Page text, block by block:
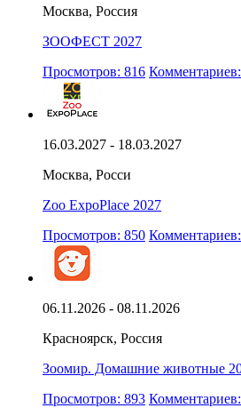
Москва, Россия
ЗООФЕСТ 2027
Просмотров: 816
16.03.2027 - 18.03.2027
Москва, Росси
Zoo ExpoPlace 2027
Просмотров: 850
06.11.2026 - 08.11.2026
Красноярск, Россия
Зоомир. Домашние животные
Просмотров: 893